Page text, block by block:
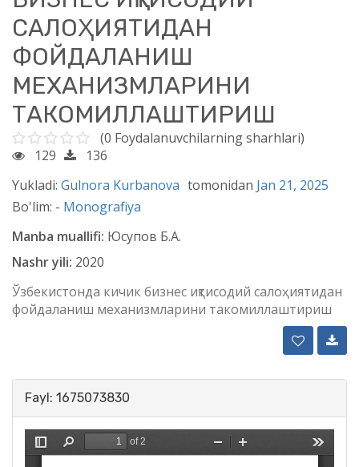
САЛОҲИЯТИДАН
ФОЙДАЛАНИШ
МЕХАНИЗМЛАРИНИ
ТАКОМИЛЛАШТИРИШ
(0 Foydalanuvchilarning sharhlari)
129
136
Yukladi: Gulnora Kurbanova tomonidan Jan 21, 2025
Bo'lim: - Monografiya
Manba muallifi: Юсупов Б.А.
Nashr yili: 2020
Ўзбекистонда кичик бизнес иқтисодий салоҳиятидан
фойдаланиш механизмларини такомиллаштириш
Fayl: 1675073830